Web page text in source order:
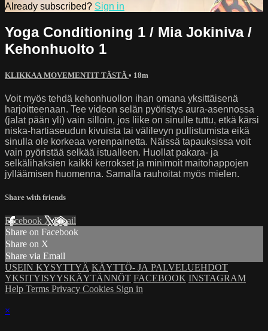
Already subscribed? Sign in
Yoga Conditioning 1 / Mia Jokiniva /
Kehonhuolto 1
KLIKKAA MOVEMENTIT TÄSTÄ • 18m
Voit myös tehdä kehonhuollon ihan omana yksittäisenä
harjoitteenaan. Tee videon selän pyöristys aura-asennossa
(jalat pään yli) vain silloin, jos liike on sinulle tuttu, etkä kärsi
niska-hartiaseudun kivuista tai välilevyn pullistumista eikä
sinulla ole korkeaa verenpainetta. Näissä tapauksissa voit
vain pyöristää selkää istualleen. Huollat pakara- ja
selkälihaksien kaikki kerrokset ja minimoit maitohappojen
jylläämisen huomenna. Samalla rauhoitat myös mielen.
Share with friends
Facebook XEmail
Share on Facebook
Share on X
Share via Email
USEIN KYSYTTYÄ KÄYTTÖ- JA PALVELUEHDOT
YKSITYISYYSKÄYTÄNNÖT FACEBOOK INSTAGRAM
Help Terms Privacy Cookies Sign in
×